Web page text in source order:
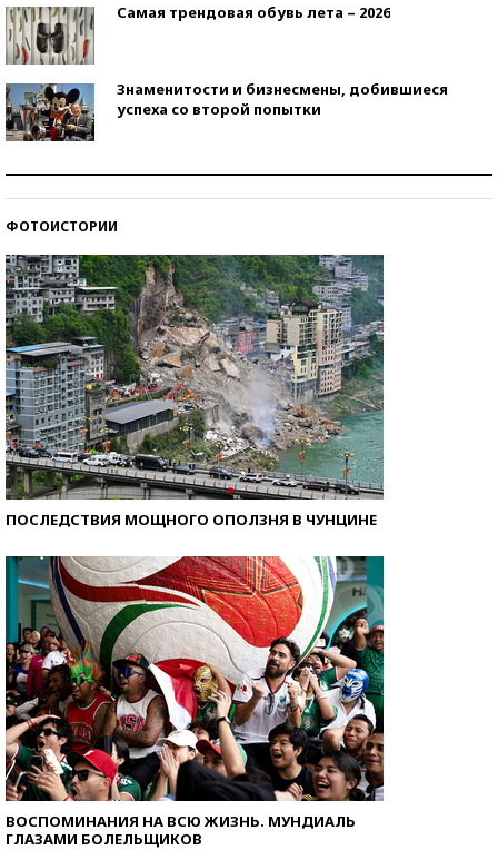
Самая трендовая обувь лета – 2026
Знаменитости и бизнесмены, добившиеся
успеха со второй попытки
ФОТОИСТОРИИ
ПОСЛЕДСТВИЯ МОЩНОГО ОПОЛЗНЯ В ЧУНЦИНЕ
ВОСПОМИНАНИЯ НА ВСЮ ЖИЗНЬ. МУНДИАЛЬ
ГЛАЗАМИ БОЛЕЛЬЩИКОВ